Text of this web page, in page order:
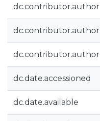
dc.contributor.author
dc.contributor.author
dc.contributor.author
dc.date.accessioned
dc.date.available